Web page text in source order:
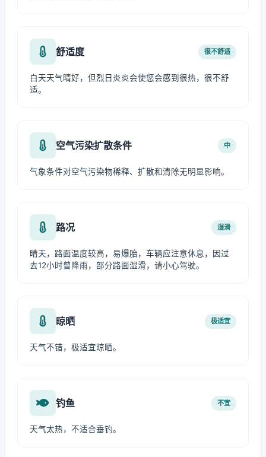
舒适度 很不舒适
白天天气晴好，但烈日炎炎会使您会感到很热，很不舒
适。
空气污染扩散条件 中
气象条件对空气污染物稀释、扩散和清除无明显影响。
路况 湿滑
晴天，路面温度较高，易爆胎，车辆应注意休息，因过
去12小时曾降雨，部分路面湿滑，请小心驾驶。
晾晒 极适宜
天气不错，极适宜晾晒。
钓鱼 不宜
天气太热，不适合垂钓。